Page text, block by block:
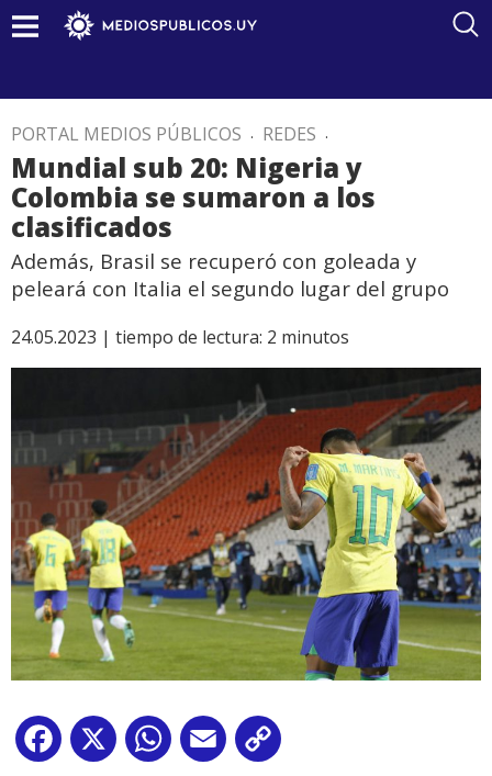
PORTAL MEDIOS PÚBLICOS . REDES .
Mundial sub 20: Nigeria y
Colombia se sumaron a los
clasificados
Además, Brasil se recuperó con goleada y
peleará con Italia el segundo lugar del grupo
24.05.2023 | tiempo de lectura: 2 minutos
Facebook
X WhatsApp
Email